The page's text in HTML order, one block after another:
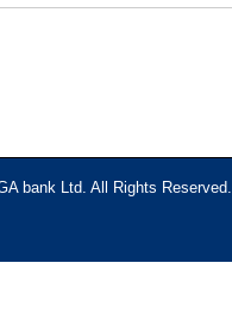
bank Ltd. All Rights Reserved.